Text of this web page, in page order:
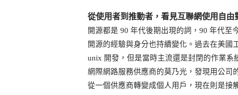
從使用者到推動者，看見互聯網使用自由
開源都是 90 年代後期出現的詞，90 年代至
開源的經驗與身分也持續變化。過去在美國
unix 開發，但是當時主流還是封閉的作業
網際網路服務供應商的莫乃光，發現用公司
從一個供應商轉變成個人用戶，現在則是接